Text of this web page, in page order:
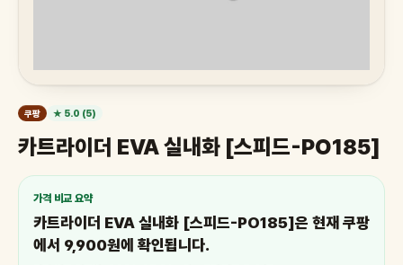
쿠팡 ★ 5.0 (5)
카트라이더 EVA 실내화 [스피드-PO185]
가격 비교 요약
카트라이더 EVA 실내화 [스피드-PO185]은 현재 쿠팡
에서 9,900원에 확인됩니다.